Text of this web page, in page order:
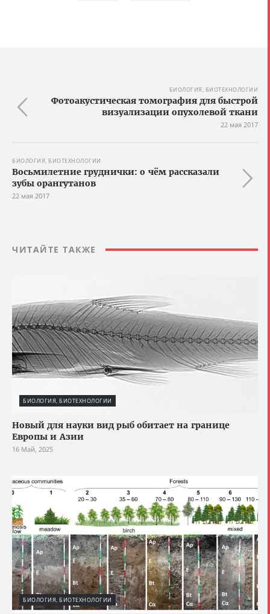
БИОЛОГИЯ, БИОТЕХНОЛОГИИ
Фотоакустическая томография для быстрой
визуализации опухолевой ткани
22 мая 2017
БИОЛОГИЯ, БИОТЕХНОЛОГИИ
Восьмилетние груднички: о чём рассказали
зубы орангутанов
22 мая 2017
ЧИТАЙТЕ ТАКЖЕ
БИОЛОГИЯ, БИОТЕХНОЛОГИИ
Новый для науки вид рыб обитает на границе
Европы и Азии
16 Май, 2025
БИОЛОГИЯ, БИОТЕХНОЛОГИИ